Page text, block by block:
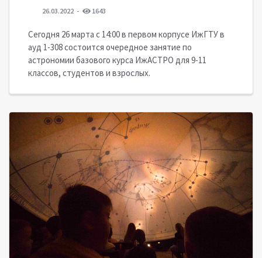
26.03.2022 1643
Сегодня 26 марта c 14:00 в первом корпусе ИжГТУ в
ауд 1-308 состоится очередное занятие по
астрономии базового курса ИжАСТРО для 9-11
классов, студентов и взрослых.